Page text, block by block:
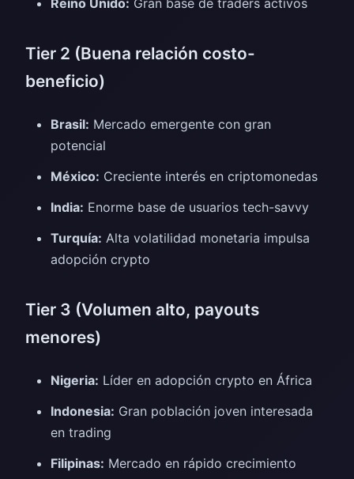
Tier 2 (Buena relación costo-
beneficio)
Brasil: Mercado emergente con gran
potencial
México: Creciente interés en criptomonedas
India: Enorme base de usuarios tech-savvy
Turquía: Alta volatilidad monetaria impulsa
adopción crypto
Tier 3 (Volumen alto, payouts
menores)
Nigeria: Líder en adopción crypto en África
Indonesia: Gran población joven interesada
en trading
Filipinas: Mercado en rápido crecimiento